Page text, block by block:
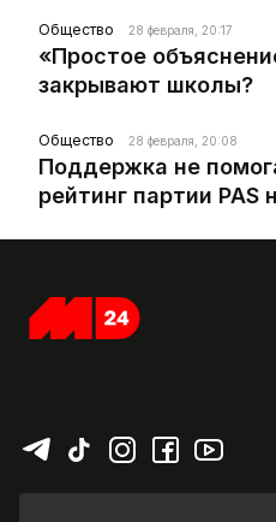
Общество 28 февраля, 20:17
«Простое
закрывают школы?
Общество 28 февраля, 20:08
Поддержка не
рейтинг партии PAS